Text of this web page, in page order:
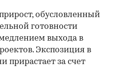
обусловленный
готовности
выхода в
Экспозиция в
прирастает за счет